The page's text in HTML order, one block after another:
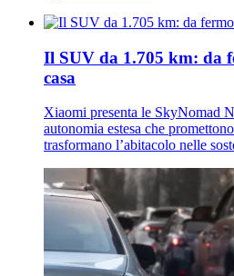
Il SUV da 1.705 km: da
casa
Xiaomi presenta le SkyNomad
autonomia estesa che
trasformano l’abitacolo nelle